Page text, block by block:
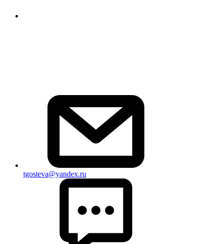
tgosteva@yandex.ru